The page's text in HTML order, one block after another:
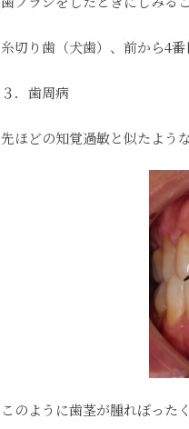
糸切り歯（犬歯）、前から4
３．歯周病
先ほどの知覚過敏と似たよう
このように歯茎が腫れぼった